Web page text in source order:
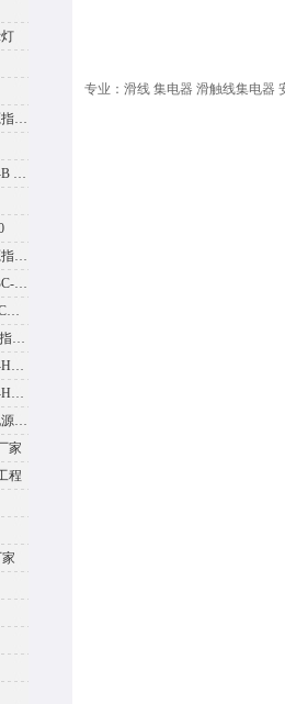
ABC-HCX-100上海滑线电源指示灯厂家
行车电源指示灯LED-A LED-B LED-C
ABC-HCX-150天车三相电源指示灯出厂价格
厂家直销行车电源指示灯ABC-HCX-150
行车三相电源指示灯ABC-HCX-150
ABC-HCX-50-滑线三相电源指示灯厂家
滑触线四相电源指示灯ABC-HCX-100/4
滑触线三相电源指示灯ABC-HCX-100
ABC-HCX-150上海龙门吊电源指示灯
家
程
专业：滑线 集电器 滑触线集电器